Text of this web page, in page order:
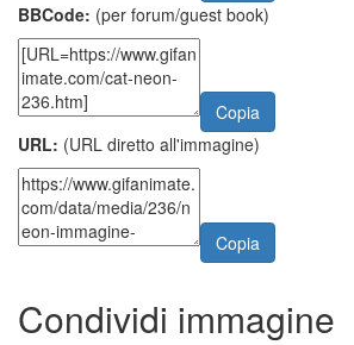
BBCode: (per forum/guest book)
Copia
URL: (URL diretto all'immagine)
Copia
Condividi immagine